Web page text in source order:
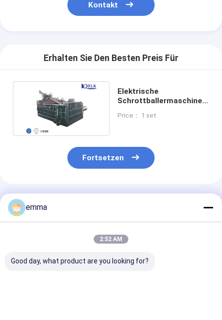
Kontakt
Erhalten Sie Den Besten Preis Für
Elektrische
Schrottballermaschine
Entlademethode
Price： 1 set
Fortsetzen
Empfohlene Produkte
emma
2:52 AM
Good day, what product are you looking for?